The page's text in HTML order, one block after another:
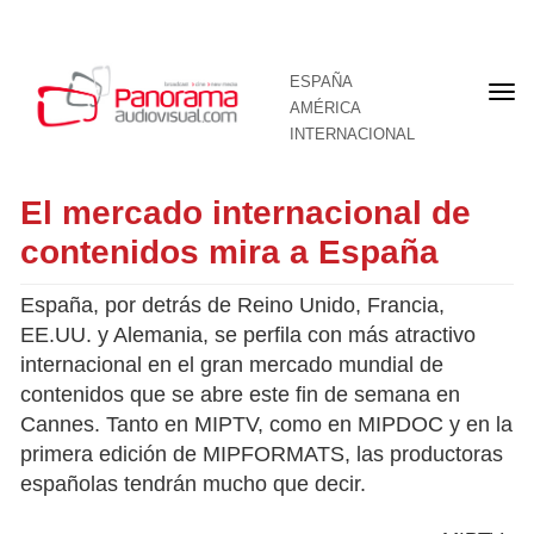
ESPAÑA
AMÉRICA
INTERNACIONAL
El mercado internacional de
contenidos mira a España
España, por detrás de Reino Unido, Francia,
EE.UU. y Alemania, se perfila con más atractivo
internacional en el gran mercado mundial de
contenidos que se abre este fin de semana en
Cannes. Tanto en MIPTV, como en MIPDOC y en la
primera edición de MIPFORMATS, las productoras
españolas tendrán mucho que decir.